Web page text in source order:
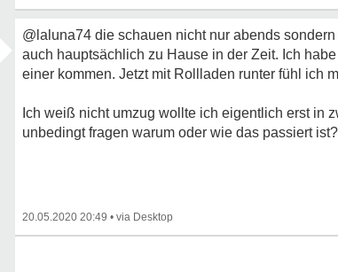
@laluna74 die schauen nicht nur abends
auch hauptsächlich zu Hause in der Zeit. Ich
einer kommen. Jetzt mit Rollladen runter fühl ich
Ich weiß nicht umzug wollte ich eigentlich erst in
unbedingt fragen warum oder wie das passiert ist?
20.05.2020 20:49 •